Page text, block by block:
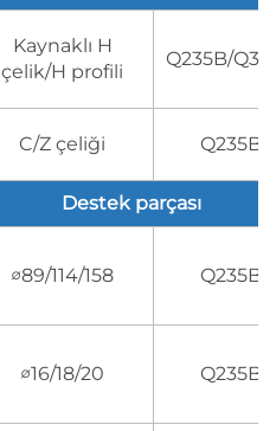
Kaynaklı H
çelik/H profili
Q235B/
C/Z çeliği Q235B
Destek parçası
∅89/114/158 Q235B
∅16/18/20 Q235B